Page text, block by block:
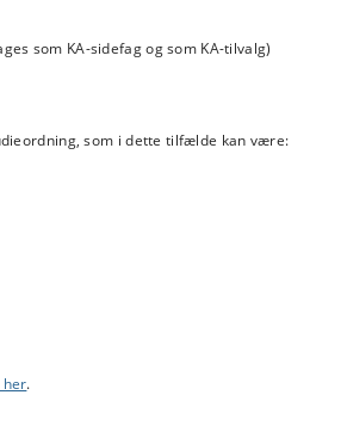
ved … Kristina Lykke Hansen
ved … Line Nybro Petersen
ved … Palle Schantz
ved …Helle Kannik
… Mogens Olesen
ved … Line Nybro Petersen
som KA-sidefag og som KA-tilvalg)
som i dette tilfælde kan være:
.